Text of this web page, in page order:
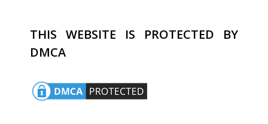
THIS WEBSITE IS PROTECTED BY
DMCA